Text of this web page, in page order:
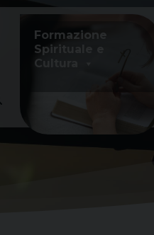
Formazione
Spirituale e
Cultura